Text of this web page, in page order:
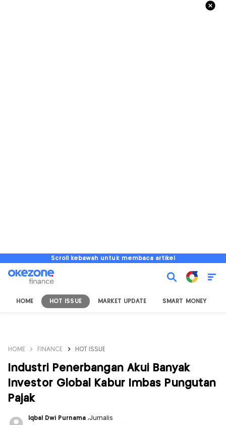
Scroll kebawah untuk membaca artikel
HOME HOT ISSUE MARKET UPDATE SMART MONEY
HOME FINANCE HOT ISSUE
Industri Penerbangan Akui Banyak
Investor Global Kabur Imbas Pungutan
Pajak
Iqbal Dwi Purnama ,Jurnalis